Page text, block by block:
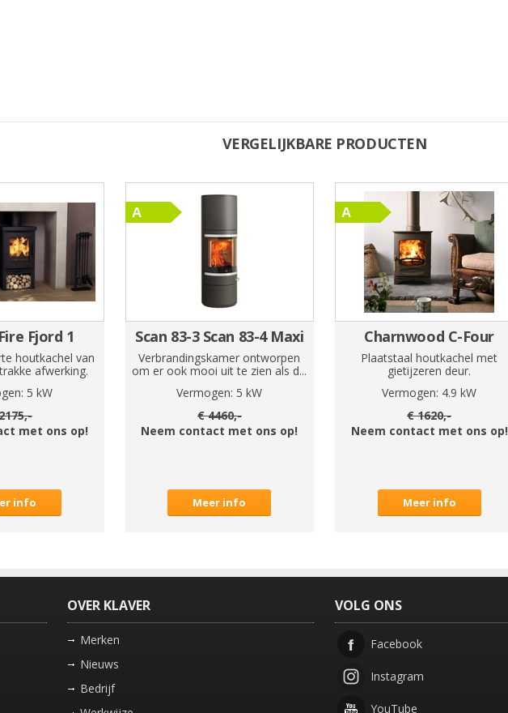
VERGELIJKBARE PRODUCTEN
Fjord 1
houtkachel van
afwerking.
5 kW
,-
met ons op!
info
Scan 83-3 Scan 83-4 Maxi
Verbrandingskamer ontworpen
om er ook mooi uit te zien als d...
Vermogen: 5 kW
€4460,-
Neem contact met ons op!
Meer info
Charnwood C-Four
Plaatstaal houtkachel met
gietijzeren deur.
Vermogen: 4.9 kW
€1620,-
Neem contact met ons op!
Meer info
OVER KLAVER
Merken
Nieuws
Bedrijf
VOLG ONS
Facebook
Instagram
YouTube